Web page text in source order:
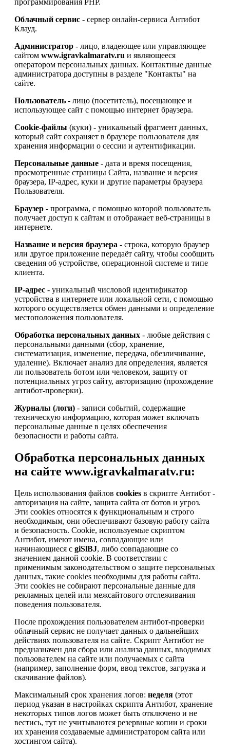
Облачный сервис - сервер онлайн-сервиса Антибот
Клауд.
Администратор - лицо, владеющее или управляющее
сайтом www.igravkalmaratv.ru и являющееся
оператором персональных данных. Контактные данные
администратора доступны в разделе "Контакты" на
сайте.
Пользователь - лицо (посетитель), посещающее и
использующее сайт с помощью интернет браузера.
Cookie-файлы (куки) - уникальный фрагмент данных,
который сайт сохраняет в браузере пользователя для
хранения информации о сессии и аутентификации.
Персональные данные - дата и время посещения,
просмотренные страницы Сайта, название и версия
браузера, IP-адрес, куки и другие параметры браузера
Пользователя.
Браузер - программа, с помощью которой пользователь
получает доступ к сайтам и отображает веб-страницы в
интернете.
Название и версия браузера - строка, которую браузер
или другое приложение передаёт сайту, чтобы сообщить
сведения об устройстве, операционной системе и типе
клиента.
IP-адрес - уникальный числовой идентификатор
устройства в интернете или локальной сети, с помощью
которого осуществляется обмен данными и определение
местоположения пользователя.
Обработка персональных данных - любые действия с
персональными данными (сбор, хранение,
систематизация, изменение, передача, обезличивание,
удаление). Включает анализ для определения, является
ли пользователь ботом или человеком, защиту от
потенциальных угроз сайту, авторизацию (прохождение
антибот-проверки).
Журналы (логи) - записи событий, содержащие
техническую информацию, которая может включать
персональные данные в целях обеспечения
безопасности и работы сайта.
Обработка персональных данных
на сайте www.igravkalmaratv.ru:
Цель использования файлов cookies в скрипте Антибот -
авторизация на сайте, защита сайта от ботов и угроз.
Эти cookies относятся к функциональным и строго
необходимым, они обеспечивают базовую работу сайта
и безопасность. Cookie, используемые скриптом
Антибот, имеют имена, совпадающие или
начинающиеся с giSlBJ, либо совпадающие со
значением данной cookie. В соответствии с
применимым законодательством о защите персональных
данных, такие cookies необходимы для работы сайта.
Эти cookies не собирают персональные данные для
рекламных целей или межсайтового отслеживания
поведения пользователя.
После прохождения пользователем антибот-проверки
облачный сервис не получает данных о дальнейших
действиях пользователя на сайте. Скрипт Антибот не
предназначен для сбора или анализа данных, вводимых
пользователем на сайте или получаемых с сайта
(например, заполнение форм, ввод текстов, загрузка и
скачивание файлов).
Максимальный срок хранения логов: неделя (этот
период указан в настройках скрипта Антибот, хранение
некоторых типов логов может быть отключено и не
вестись, тут не учитываются резервные копии и сроки
их хранения создаваемые администратором сайта или
хостингом сайта).